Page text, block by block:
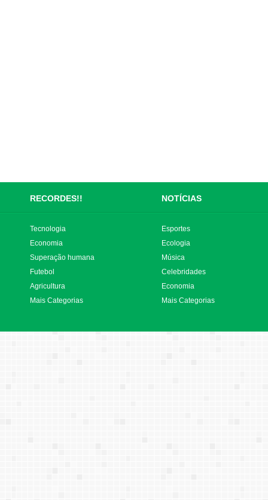
RECORDES!! NOTÍCIAS
Tecnologia
Economia
Superação humana
Futebol
Agricultura
Mais Categorias
Esportes
Ecologia
Música
Celebridades
Economia
Mais Categorias